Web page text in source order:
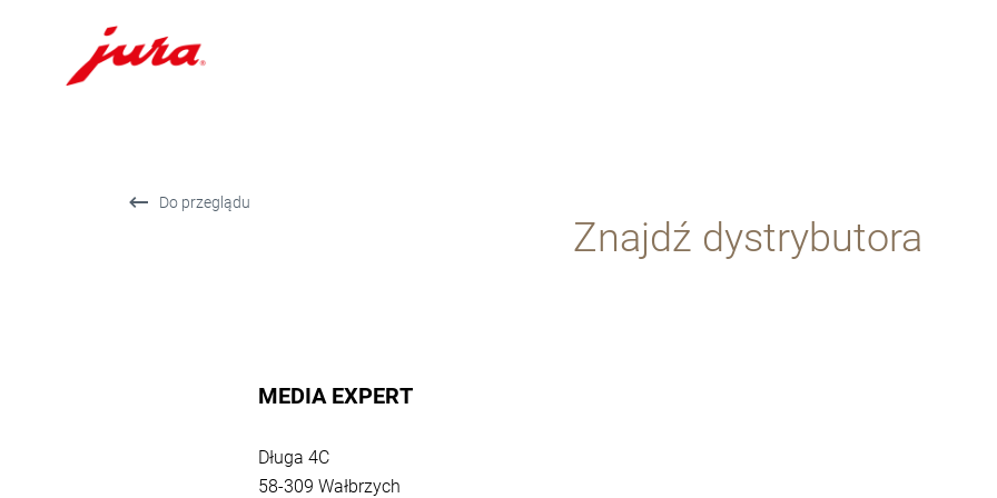
Do przeglądu
Znajdź dystrybutora
przeglądu
MEDIA EXPERT
Długa 4C
58-309 Wałbrzych